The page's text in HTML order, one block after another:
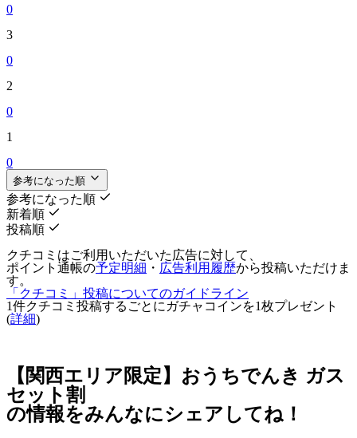
0
3
0
2
0
1
0
参考になった順
参考になった順
新着順
投稿順
クチコミはご利用いただいた広告に対して、
ポイント通帳の予定明細 ・ 広告利用履歴から投稿いただけま
す。
「クチコミ」投稿についてのガイドライン
1件クチコミ投稿するごとに ガチャコインを1枚プレゼント
(詳細)
【関西エリア限定】おうちでんき ガス
セット割
の情報をみんなにシェアしてね！